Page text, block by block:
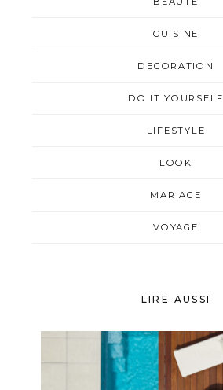
CUISINE
DECORATION
DO IT YOURSELF
LIFESTYLE
LOOK
MARIAGE
VOYAGE
LIRE AUSSI